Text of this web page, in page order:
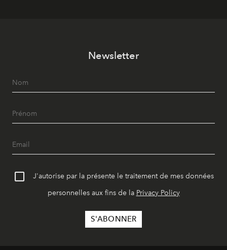
Newsletter
J'autorise par la présente le traitement de mes données
personnelles aux fins de la Privacy Policy